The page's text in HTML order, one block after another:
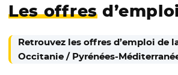
Les offres
Retrouvez les offres d’emploi de
Occitanie / Pyrénées-